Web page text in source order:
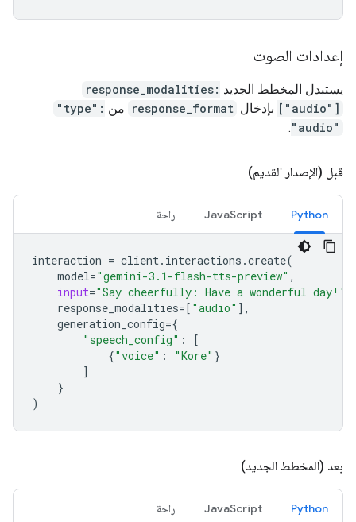
إعدادات الصوت
يستبدل المخطط الجديد response_modalities:
["audio"] بإدخال response_format من "type":
"audio"
.
قبل (الإصدار القديم)
Python
JavaScript راحة
interaction = client. interactions .create(
model="gemini-3.1-flash-tts-preview" ,
input="Say cheerfully: Have a wonderful day!"
response_modalities=[ "audio" ],
generation_config={
"speech_config" :
[
{"voice" : "Kore" }
]
}
)
بعد (المخطط الجديد)
Python
JavaScript راحة